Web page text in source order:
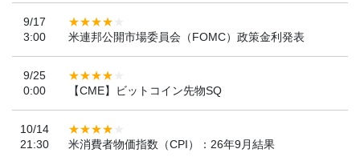
9/17
3:00
米連邦公開市場委員会（FOMC）政策金利発表
9/25
0:00
【CME】ビットコイン先物SQ
10/14
21:30
米消費者物価指数（CPI）：26年9月結果